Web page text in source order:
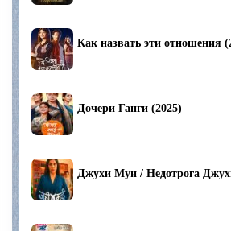
Как назвать эти отношения
Дочери Ганги (2025)
Джухи Муи / Недотрога